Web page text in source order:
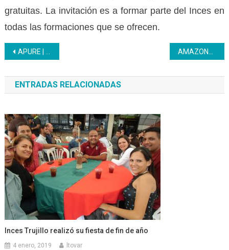
gratuitas. La invitación es a formar parte del Inces en
todas las formaciones que se ofrecen.
Navegación
de
entradas
APURE | Inces y Ministerio de Agricultura Productiva y Tierras impulsan la agricultura orgánica en Biruaca
ENTRADAS RELACIONADAS
Inces Trujillo realizó su fiesta de fin de año
4 enero, 2019 ltovar